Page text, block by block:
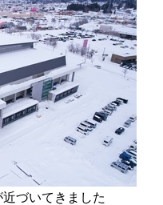
づいてきました